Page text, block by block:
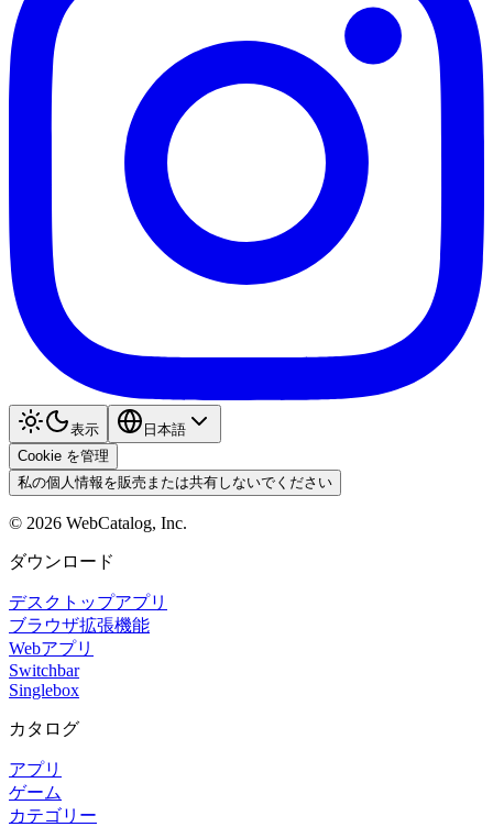
表示
日本語
Cookie を管理
私の個人情報を販売または共有しないでください
© 2026 WebCatalog, Inc.
ダウンロード
デスクトップアプリ
ブラウザ拡張機能
Webアプリ
Switchbar
Singlebox
カタログ
アプリ
ゲーム
カテゴリー